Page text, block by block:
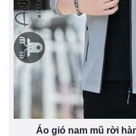
Áo gió nam mũ rời